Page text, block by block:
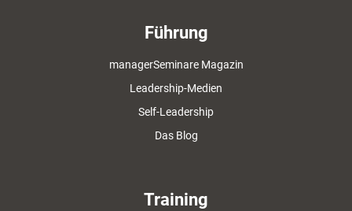
Führung
managerSeminare Magazin
Leadership-Medien
Self-Leadership
Das Blog
Training